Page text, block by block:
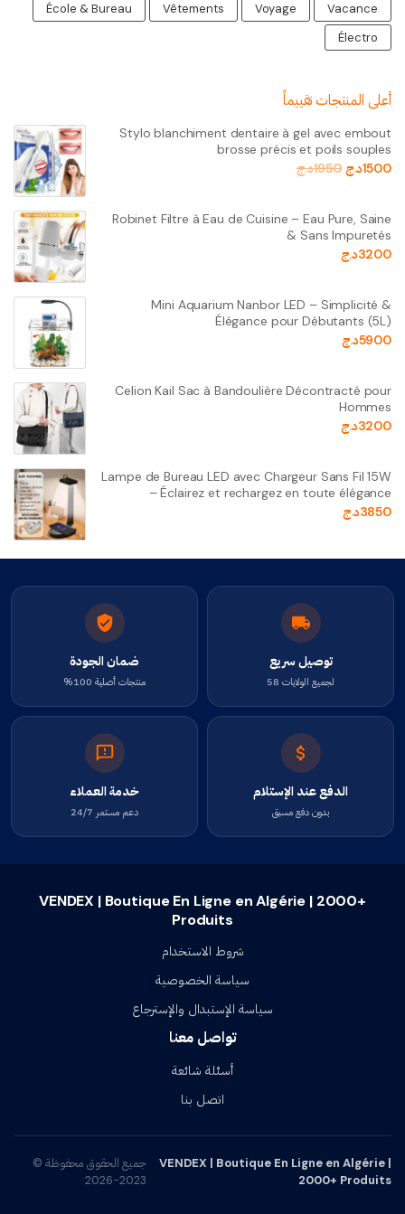
Vacance
Voyage
Vêtements
École & Bureau
Électro
أعلى المنتجات تقييماً
Stylo blanchiment dentaire à gel avec embout
brosse précis et poils souples
1500د.ج 1950د.ج
Robinet Filtre à Eau de Cuisine – Eau Pure, Saine
& Sans Impuretés
3200د.ج
Mini Aquarium Nanbor LED – Simplicité &
Élégance pour Débutants (5L)
5900د.ج
Celion Kail Sac à Bandoulière Décontracté pour
Hommes
3200د.ج
Lampe de Bureau LED avec Chargeur Sans Fil 15W
– Éclairez et rechargez en toute élégance
3850د.ج
توصيل سريع
لجميع الولايات 58
ضمان الجودة
منتجات أصلية 100%
الدفع عند الإستلام
بدون دفع مسبق
خدمة العملاء
دعم مستمر 24/7
VENDEX | Boutique En Ligne en Algérie | 2000+
Produits
شروط الاستخدام
سياسة الخصوصية
سياسة الإستبدال والإسترجاع
تواصل معنا
أسئلة شائعة
اتصل بنا
VENDEX | Boutique En Ligne en Algérie |
2000+ Produits
جميع الحقوق محفوظة ©
2023-2026